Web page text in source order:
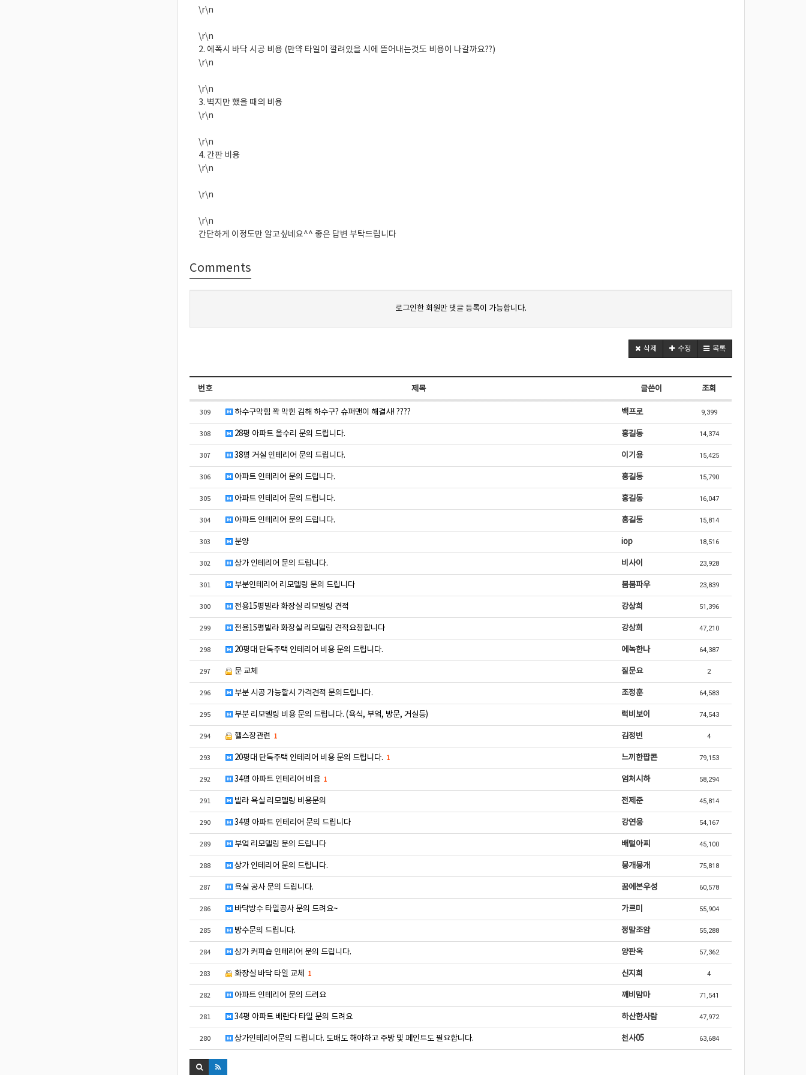
\r\n
\r\n
2. 에폭시 바닥 시공 비용 (만약 타일이 깔려있을 시에 뜯어내는것도 비용이 나갈까요??)
\r\n
\r\n
3. 벽지만 했을 때의 비용
\r\n
\r\n
4. 간판 비용
\r\n
\r\n
\r\n
간단하게 이정도만 알고싶네요^^ 좋은 답변 부탁드립니다
Comments
로그인한 회원만 댓글 등록이 가능합니다.
삭제 수정 목록
번호 제목 글쓴이 조회
309 하수구막힘 꽉 막힌 김해 하수구? 슈퍼맨이 해결사! ???? 백프로 9,399
308 28평 아파트 올수리 문의 드립니다. 홍길동 14,374
307 38평 거실 인테리어 문의 드립니다. 이기용 15,425
306 아파트 인테리어 문의 드립니다. 홍길동 15,790
305 아파트 인테리어 문의 드립니다. 홍길동 16,047
304 아파트 인테리어 문의 드립니다. 홍길동 15,814
303 분양 iop 18,516
302 상가 인테리어 문의 드립니다. 비사이 23,928
301 부분인테리어 리모델링 문의 드립니다 붐붐파우 23,839
300 전용15평빌라 화장실 리모델링 견적 강상희 51,396
299 전용15평빌라 화장실 리모델링 견적요청합니다 강상희 47,210
298 20평대 단독주택 인테리어 비용 문의 드립니다. 에녹한나 64,387
297 문 교체 질문요 2
296 부분 시공 가능할시 가격견적 문의드립니다. 조정훈 64,583
295 부분 리모델링 비용 문의 드립니다. (욕식, 부엌, 방문, 거실등) 럭비보이 74,543
294 헬스장관련 1 김정빈 4
293 20평대 단독주택 인테리어 비용 문의 드립니다. 1 느끼한팝콘 79,153
292 34평 아파트 인테리어 비용 1 엄처시하 58,294
291 빌라 욕실 리모델링 비용문의 전제준 45,814
290 34평 아파트 인테리어 문의 드립니다 강연웅 54,167
289 부엌 리모델링 문의 드립니다 배털아찌 45,100
288 상가 인테리어 문의 드립니다. 뭉개뭉개 75,818
287 욕실 공사 문의 드립니다. 꿈에본우성 60,578
286 바닥방수 타일공사 문의 드려요~ 가르미 55,904
285 방수문의 드립니다. 정말조암 55,288
284 상가 커피숍 인테리어 문의 드립니다. 양판옥 57,362
283 화장실 바닥 타일 교체 1 신지희 4
282 아파트 인테리어 문의 드려요 깨비맘마 71,541
281 34평 아파트 베란다 타일 문의 드려요 하산한사람 47,972
280 상가인테리어문의 드립니다. 도배도 해야하고 주방 및 페인트도 필요합니다. 천사05 63,684